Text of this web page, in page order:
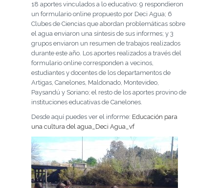
18 aportes vinculados a lo educativo: 9 respondieron
un formulario online propuesto por Deci Agua; 6
Clubes de Ciencias que abordan problemáticas sobre
el agua enviaron una síntesis de sus informes; y 3
grupos enviaron un resumen de trabajos realizados
durante este año. Los aportes realizados a través del
formulario online corresponden a vecinos,
estudiantes y docentes de los departamentos de
Artigas, Canelones, Maldonado, Montevideo,
Paysandú y Soriano; el resto de los aportes provino de
instituciones educativas de Canelones.
Desde aquí puedes ver el informe: Educación para
una cultura del agua_Deci Agua_vf